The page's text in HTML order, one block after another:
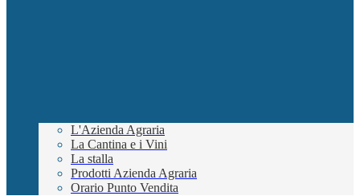
L'Azienda Agraria
La Cantina e i Vini
La stalla
Prodotti Azienda Agraria
Orario Punto Vendita